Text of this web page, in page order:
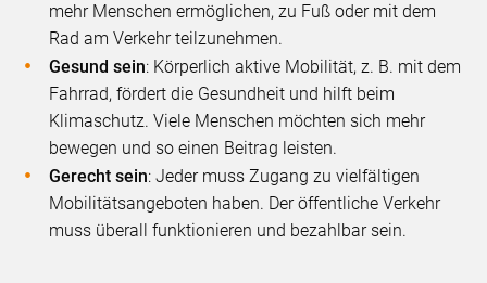
mehr Menschen ermöglichen, zu Fuß oder mit dem
Rad am Verkehr teilzunehmen.
Gesund sein: Körperlich aktive Mobilität, z. B. mit dem
Fahrrad, fördert die Gesundheit und hilft beim
Klimaschutz. Viele Menschen möchten sich mehr
bewegen und so einen Beitrag leisten.
Gerecht sein: Jeder muss Zugang zu vielfältigen
Mobilitätsangeboten haben. Der öffentliche Verkehr
muss überall funktionieren und bezahlbar sein.